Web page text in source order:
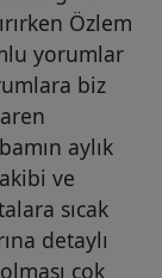
Özlem
yorumlar
biz
aylık
ve
sıcak
detaylı
çok